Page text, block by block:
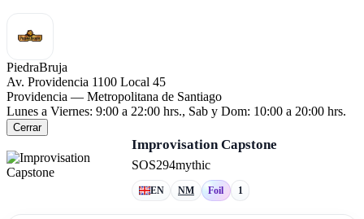
PiedraBruja
Av. Providencia 1100 Local 45
Providencia — Metropolitana de Santiago
Lunes a Viernes: 9:00 a 22:00 hrs., Sab y Dom: 10:00 a 20:00 hrs.
Cerrar
Improvisation Capstone
SOS294mythic
EN NM Foil 1